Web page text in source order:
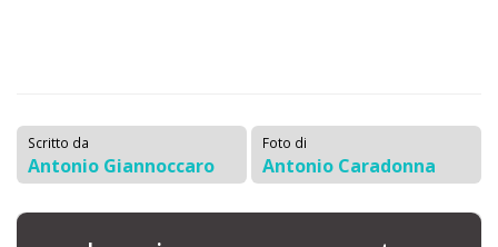
Scritto da
Antonio Giannoccaro
Foto di
Antonio Caradonna